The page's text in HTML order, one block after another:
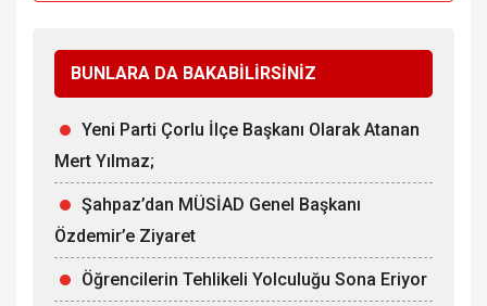
BUNLARA DA BAKABİLİRSİNİZ
Yeni Parti Çorlu İlçe Başkanı Olarak Atanan
Mert Yılmaz;
Şahpaz’dan MÜSİAD Genel Başkanı
Özdemir’e Ziyaret
Öğrencilerin Tehlikeli Yolculuğu Sona Eriyor